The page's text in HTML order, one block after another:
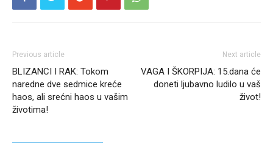
Previous article
BLIZANCI I RAK: Tokom
naredne dve sedmice kreće
haos, ali srećni haos u vašim
životima!
Next article
VAGA I ŠKORPIJA: 15.dana će
doneti ljubavno ludilo u vaš
život!